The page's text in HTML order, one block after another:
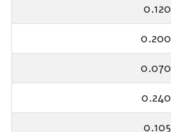
0.120
0.200
0.070
0.240
0.105